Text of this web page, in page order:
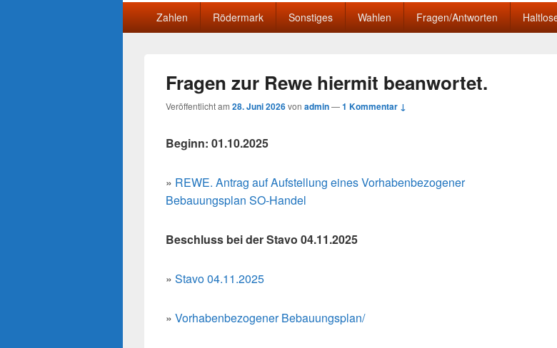
Primäres
Menü Zahlen Rödermark Sonstiges Wahlen Fragen/Antworten
Fragen zur Rewe hiermit beanwortet.
Veröffentlicht am 28. Juni 2026von admin—1 Kommentar ↓
Beginn: 01.10.2025
» REWE. Antrag auf Aufstellung eines Vorhabenbezogener
Bebauungsplan SO-Handel
Beschluss bei der Stavo 04.11.2025
» Stavo 04.11.2025
» Vorhabenbezogener Bebauungsplan/